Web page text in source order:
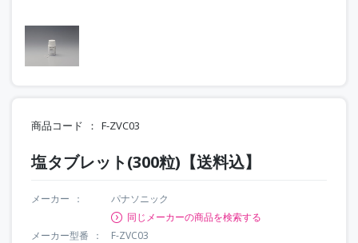
商品コード F-ZVC03
塩タブレット(300粒)【送料込】
メーカー
パナソニック
同じメーカーの商品を検索する
メーカー型番
F-ZVC03